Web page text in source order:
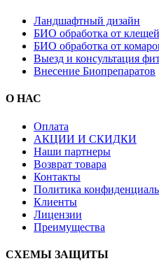
Ландшафтный дизайн
БИО обработка от клещей
БИО обработка от
Выезд и консультация
Внесение Биопрепаратов
О НАС
Оплата
АКЦИИ И СКИДКИ
Наши партнеры
Возврат товара
Контакты
Политика
Клиенты
Лицензии
Преимущества
СХЕМЫ ЗАЩИТЫ